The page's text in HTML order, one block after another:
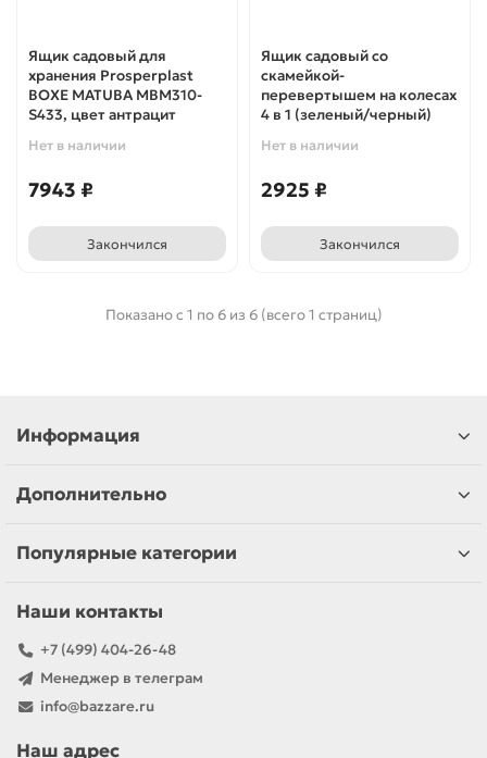
Ящик садовый для
хранения Prosperplast
BOXE MATUBA MBM310-
S433, цвет антрацит
Нет в наличии
7943 ₽
Закончился
Ящик садовый со
скамейкой-
перевертышем на колесах
4 в 1 (зеленый/черный)
Нет в наличии
2925 ₽
Закончился
Показано с 1 по 6 из 6 (всего 1 страниц)
Информация
Дополнительно
Популярные категории
Наши контакты
+7 (499) 404-26-48
Менеджер в телеграм
info@bazzare.ru
Наш адрес